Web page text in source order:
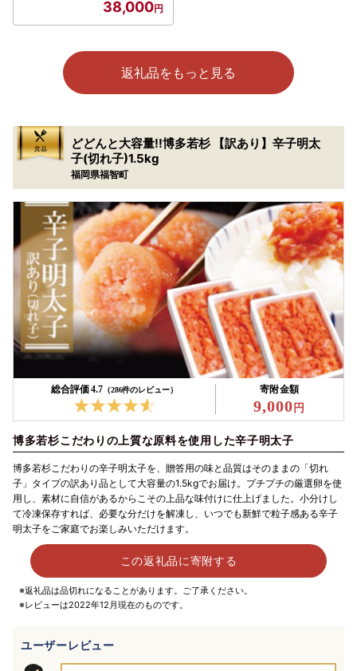
形 庄内平野 コシヒカリの原
点、亀の尾発祥の地 庄内
38,000
返礼品をもっと見る
どどんと大容量!!博多若杉 【訳あり】辛子明太
子(切れ子)1.5kg
福岡県福智町
総合評価 4.7（286件のレビュー） 寄附金額
9,000
博多若杉こだわりの上質な原料を使用した辛子明太子
博多若杉こだわりの辛子明太子を、贈答用の味と品質はそのままの「切れ
子」タイプの訳あり品として大容量の1.5kgでお届け。プチプチの厳選卵を使
用し、素材に自信があるからこその上品な味付けに仕上げました。小分けし
て冷凍保存すれば、必要な分だけを解凍し、いつでも新鮮で粒子感ある辛子
明太子をご家庭でお楽しみいただけます。
この返礼品に寄附する
※返礼品は品切れになることがあります。ご了承ください。
※レビューは2022年12月現在のものです。
ユーザーレビュー